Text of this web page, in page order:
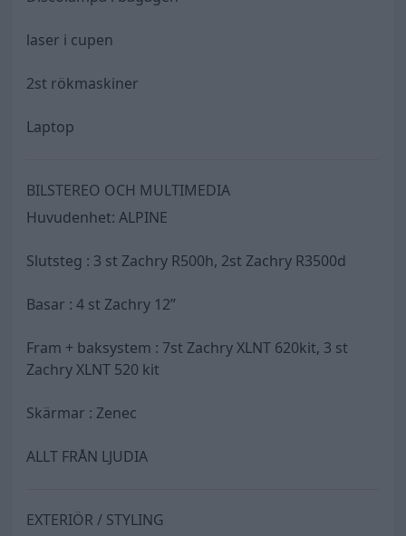
laser i cupen
2st rökmaskiner
Laptop
BILSTEREO OCH MULTIMEDIA
Huvudenhet: ALPINE
Slutsteg : 3 st Zachry R500h, 2st Zachry R3500d
Basar : 4 st Zachry 12”
Fram + baksystem : 7st Zachry XLNT 620kit, 3 st
Zachry XLNT 520 kit
Skärmar : Zenec
ALLT FRÅN LJUDIA
EXTERIÖR / STYLING